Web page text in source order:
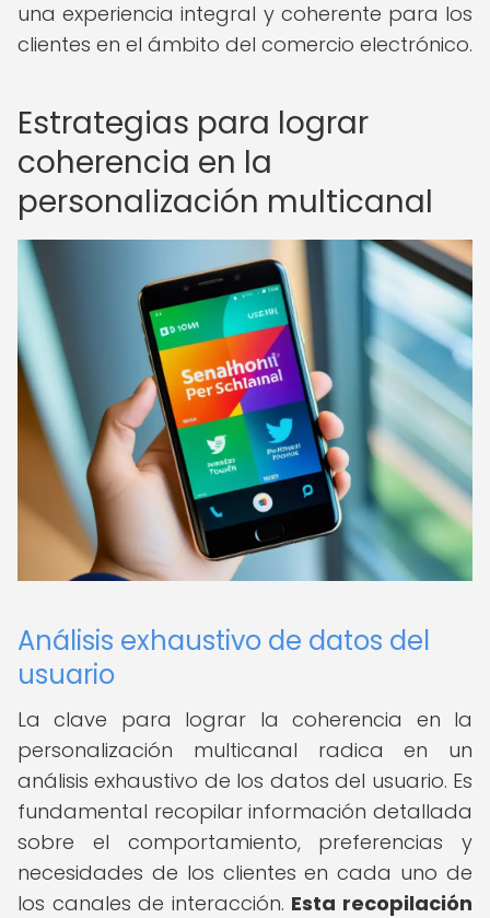
una experiencia integral y coherente para los
clientes en el ámbito del comercio electrónico.
Estrategias para lograr
coherencia en la
personalización multicanal
Análisis exhaustivo de datos del
usuario
La clave para lograr la coherencia en la
personalización multicanal radica en un
análisis exhaustivo de los datos del usuario. Es
fundamental recopilar información detallada
sobre el comportamiento, preferencias y
necesidades de los clientes en cada uno de
los canales de interacción. Esta recopilación